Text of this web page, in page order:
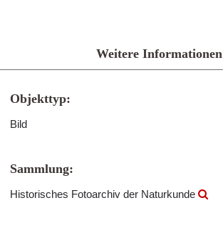
Weitere Informationen
Objekttyp:
Bild
Sammlung:
Historisches Fotoarchiv der Naturkunde